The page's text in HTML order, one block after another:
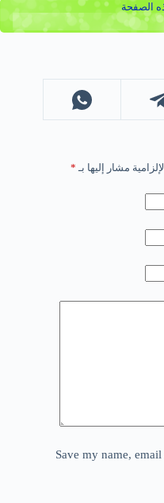
الصفحة
مشار إليها بـ *
Save my name,